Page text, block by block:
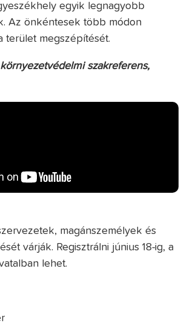
egyik legnagyobb
Az önkéntesek több módon
terület megszépítését.
szakreferens,
magánszemélyek és
várják. Regisztrálni június 18-ig, a
lehet.